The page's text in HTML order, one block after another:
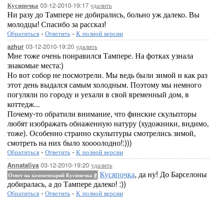
Кусяпочка 03-12-2010-19:17 удалить
Ни разу до Тампере не добирались, больно уж далеко. Вы
молодцы! Спасибо за рассказ!
Обратиться - Ответить - К полной версии
azhur 03-12-2010-19:20 удалить
Мне тоже очень понравился Тампере. На фотках узнала
знакомые места:)
Но вот собор не посмотрели. Мы ведь были зимой и как раз
этот день выдался самым холодным. Поэтому мы немного
погуляли по городу и уехали в свой временный дом, в
коттедж...
Почему-то обратили внимание, что финские скульпторы
любят изображать обнаженную натуру (художники, видимо,
тоже). Особенно странно скульптуры смотрелись зимой,
смотреть на них было хоооолодно!:)))
Обратиться - Ответить - К полной версии
Annataliya 03-12-2010-19:20 удалить
Ответ на комментарий Кусяпочка # Кусяпочка, да ну! До Барселоны
добиралась, а до Тампере далеко! :))
Обратиться - Ответить - К полной версии